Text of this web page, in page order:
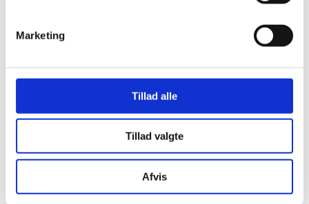
Marketing
Tillad alle
Tillad valgte
Afvis
Her er alle vinderne fra årets Danish